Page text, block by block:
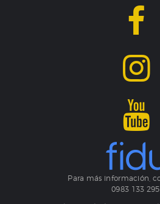
Para más información,
0983 133 295.